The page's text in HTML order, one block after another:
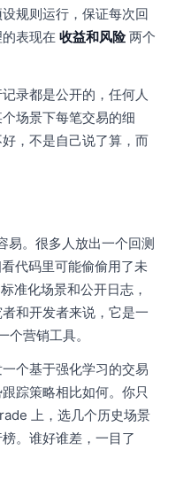
规则运行，保证每次回
表现在 收益和风险两个
录都是公开的，任何人
场景下每笔交易的细
，不是自己说了算，而
易。很多人放出一个回测
代码里可能偷偷用了未
准化场景和公开日志，
和开发者来说，它是一
个营销工具。
个基于强化学习的交易
踪策略相比如何。你只
上，选几个历史场景
。谁好谁差，一目了